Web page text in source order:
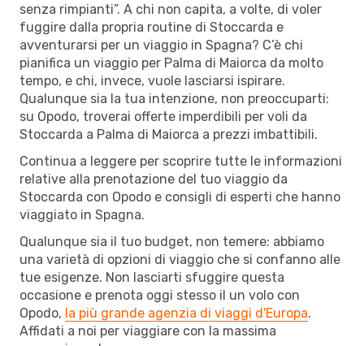
senza rimpianti”. A chi non capita, a volte, di voler
fuggire dalla propria routine di Stoccarda e
avventurarsi per un viaggio in Spagna? C’è chi
pianifica un viaggio per Palma di Maiorca da molto
tempo, e chi, invece, vuole lasciarsi ispirare.
Qualunque sia la tua intenzione, non preoccuparti:
su Opodo, troverai offerte imperdibili per voli da
Stoccarda a Palma di Maiorca a prezzi imbattibili.
Continua a leggere per scoprire tutte le informazioni
relative alla prenotazione del tuo viaggio da
Stoccarda con Opodo e consigli di esperti che hanno
viaggiato in Spagna.
Qualunque sia il tuo budget, non temere: abbiamo
una varietà di opzioni di viaggio che si confanno alle
tue esigenze. Non lasciarti sfuggire questa
occasione e prenota oggi stesso il un volo con
Opodo, la più grande agenzia di viaggi d'Europa.
Affidati a noi per viaggiare con la massima